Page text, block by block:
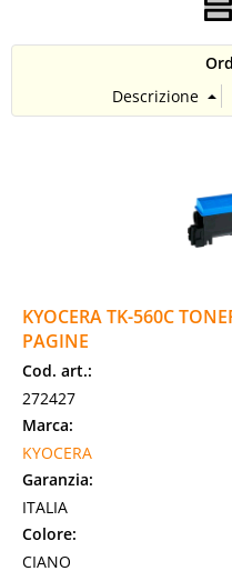
KYOCERA TK-560C
PAGINE
Cod. art.:
272427
Marca:
KYOCERA
Garanzia:
ITALIA
Colore:
CIANO